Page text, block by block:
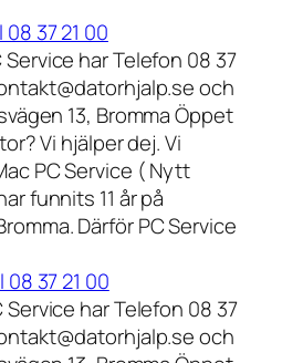
37 21 00
Service har Telefon 08 37
och
13, Bromma Öppet
Vi hjälper dej. Vi
PC Service ( Nytt
funnits 11 år på
Därför PC Service
08 37 21 00
Service har Telefon 08 37
och